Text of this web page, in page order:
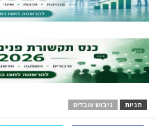
עובדים